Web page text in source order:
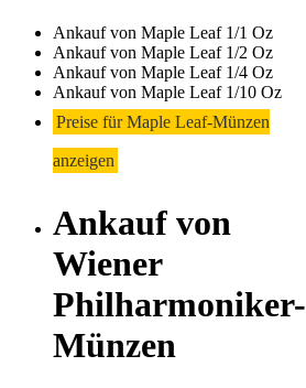
Ankauf von Maple Leaf 1/1 Oz
Ankauf von Maple Leaf 1/2 Oz
Ankauf von Maple Leaf 1/4 Oz
Ankauf von Maple Leaf 1/10 Oz
Preise für Maple Leaf-Münzen
anzeigen
Ankauf von
Wiener
Philharmoniker-
Münzen